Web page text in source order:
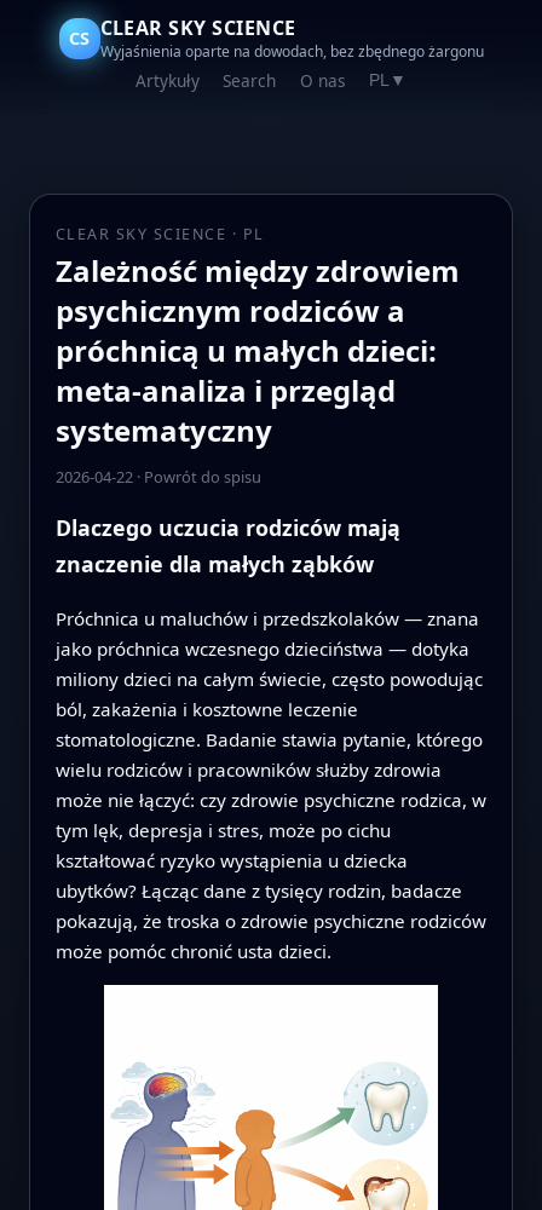
CS CLEAR SKY SCIENCE
Wyjaśnienia oparte na dowodach, bez zbędnego żargonu
Artykuły Search O nas PL▼
CLEAR SKY SCIENCE · PL
Zależność między zdrowiem
psychicznym rodziców a
próchnicą u małych dzieci:
meta-analiza i przegląd
systematyczny
2026-04-22· Powrót do spisu
Dlaczego uczucia rodziców mają
znaczenie dla małych ząbków
Próchnica u maluchów i przedszkolaków — znana
jako próchnica wczesnego dzieciństwa — dotyka
miliony dzieci na całym świecie, często powodując
ból, zakażenia i kosztowne leczenie
stomatologiczne. Badanie stawia pytanie, którego
wielu rodziców i pracowników służby zdrowia
może nie łączyć: czy zdrowie psychiczne rodzica, w
tym lęk, depresja i stres, może po cichu
kształtować ryzyko wystąpienia u dziecka
ubytków? Łącząc dane z tysięcy rodzin, badacze
pokazują, że troska o zdrowie psychiczne rodziców
może pomóc chronić usta dzieci.